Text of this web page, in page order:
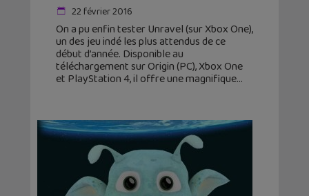
22 février 2016
On a pu enfin tester Unravel (sur Xbox One),
un des jeu indé les plus attendus de ce
début d’année. Disponible au
téléchargement sur Origin (PC), Xbox One
et PlayStation 4, il offre une magnifique